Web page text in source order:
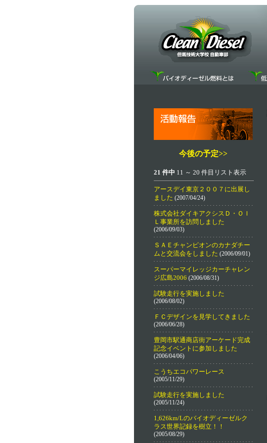
今後の予定>>
21 件中 11 ～ 20 件目リスト表示
アースデイ東京２００７に出展し
ました (2007/04/24)
株式会社ダイキアクシスＤ・ＯＩ
Ｌ事業所を訪問しました
(2006/09/03)
ＳＡＥチャンピオンのカナダチー
ムと交流会をしました (2006/09/01)
スーパーマイレッジカーチャレン
ジ広島2006 (2006/08/31)
試験走行を実施しました
(2006/08/02)
ＦＣデザインを見学してきました
(2006/06/28)
豊岡市駅通商店街アーケード完成
記念イベントに参加しました
(2006/04/06)
こうちエコパワーレース
(2005/11/29)
試験走行を実施しました
(2005/11/24)
1,626km/Lのバイオディーゼルク
ラス世界記録を樹立！！
(2005/08/29)